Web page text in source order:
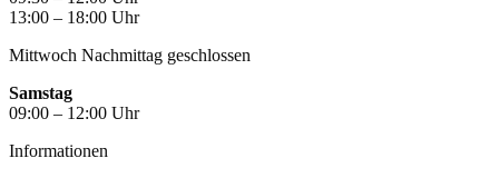
13:00 – 18:00 Uhr
Mittwoch Nachmittag geschlossen
Samstag
09:00 – 12:00 Uhr
Informationen